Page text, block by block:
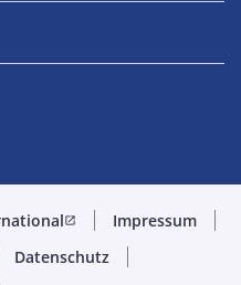
open_in_new
Impressum
Datenschutz